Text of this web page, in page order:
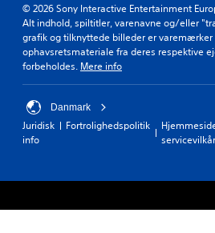
© 2026 Sony Interactive Entertainment
Alt indhold, spiltitler, varenavne og/eller
grafik og tilknyttede billeder er
ophavsretsmateriale fra deres respektive
forbeholdes. Mere info
Danmark
Juridisk
info
Fortrolighedspolitik
servicevilkår